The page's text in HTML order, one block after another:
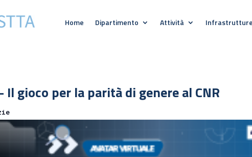
Home Dipartimento Attività Infrastrutture
Il gioco per la parità di genere al CNR